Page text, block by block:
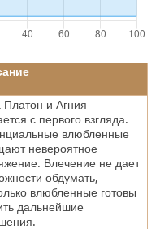
Платон и Агния
с первого взгляда.
влюбленные
невероятное
Влечение не дает
обдумать,
влюбленные готовы
дальнейшие